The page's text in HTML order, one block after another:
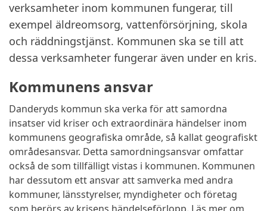
verksamheter inom kommunen fungerar, till
exempel äldreomsorg, vattenförsörjning, skola
och räddningstjänst. Kommunen ska se till att
dessa verksamheter fungerar även under en kris.
Kommunens ansvar
Danderyds kommun ska verka för att samordna
insatser vid kriser och extraordinära händelser inom
kommunens geografiska område, så kallat geografiskt
områdesansvar. Detta samordningsansvar omfattar
också de som tillfälligt vistas i kommunen. Kommunen
har dessutom ett ansvar att samverka med andra
kommuner, länsstyrelser, myndigheter och företag